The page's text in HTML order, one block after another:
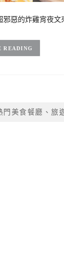
邪惡的炸雞宵夜
READING
門美食餐廳、旅